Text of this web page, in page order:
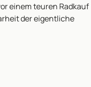
einem teuren Radkauf
der eigentliche